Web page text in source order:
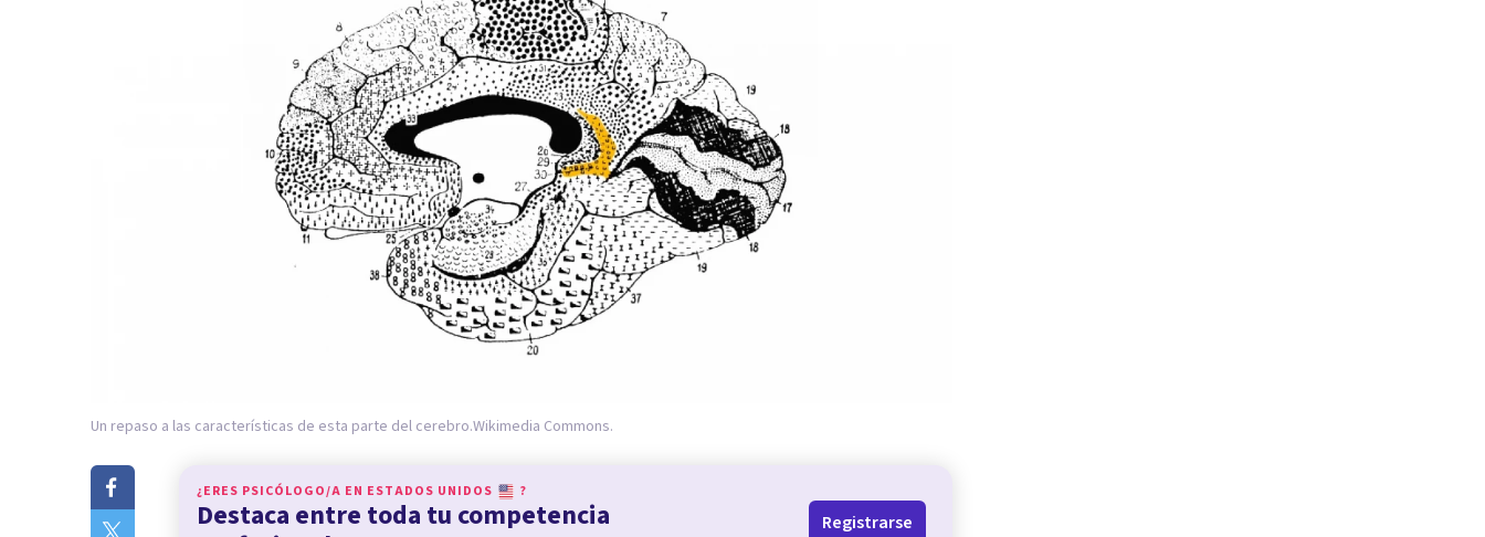
Un repaso a las características de esta parte del cerebro.Wikimedia Commons.
¿ERES PSICÓLOGO/A EN ESTADOS UNIDOS ?
Destaca entre toda tu competencia
Registrarse